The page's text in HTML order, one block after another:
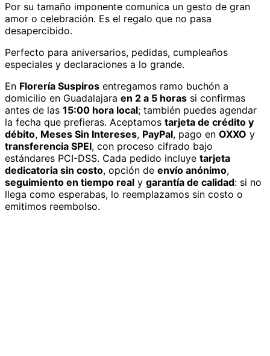
Por su tamaño imponente comunica un gesto de gran
amor o celebración. Es el regalo que no pasa
desapercibido.
Perfecto para aniversarios, pedidas, cumpleaños
especiales y declaraciones a lo grande.
En Florería Suspiros entregamos ramo buchón a
domicilio en Guadalajara en 2 a 5 horas si confirmas
antes de las 15:00 hora local; también puedes agendar
la fecha que prefieras. Aceptamos tarjeta de crédito y
débito, Meses Sin Intereses, PayPal, pago en OXXO y
transferencia SPEI, con proceso cifrado bajo
estándares PCI-DSS. Cada pedido incluye tarjeta
dedicatoria sin costo, opción de envío anónimo,
seguimiento en tiempo real y garantía de calidad: si no
llega como esperabas, lo reemplazamos sin costo o
emitimos reembolso.